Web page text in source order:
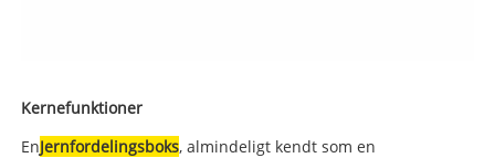
Kernefunktioner
EnJernfordelingsboks, almindeligt kendt som en